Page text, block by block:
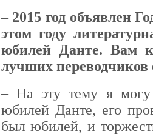
– 2015 год объявлен
этом году
юбилей Данте. Вам
лучших переводчиков
– На эту тему я могу
юбилей Данте, его
был юбилей, и